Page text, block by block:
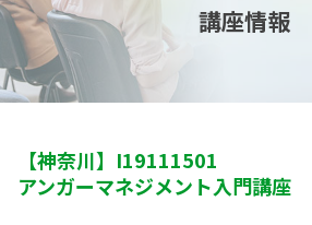
講座情報
【神奈川】 I19111501
アンガーマネジメント入門講座